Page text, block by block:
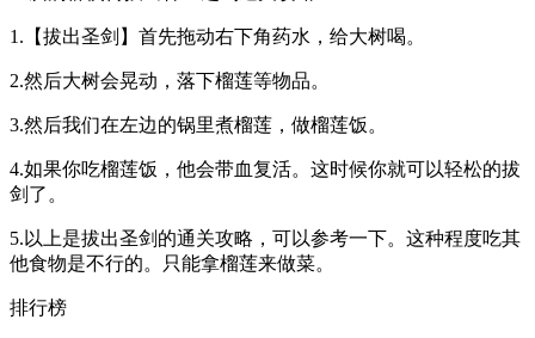
1.【拔出圣剑】首先拖动右下角药水，给大树喝。
2.然后大树会晃动，落下榴莲等物品。
3.然后我们在左边的锅里煮榴莲，做榴莲饭。
4.如果你吃榴莲饭，他会带血复活。这时候你就可以轻松的拔
剑了。
5.以上是拔出圣剑的通关攻略，可以参考一下。这种程度吃其
他食物是不行的。只能拿榴莲来做菜。
排行榜